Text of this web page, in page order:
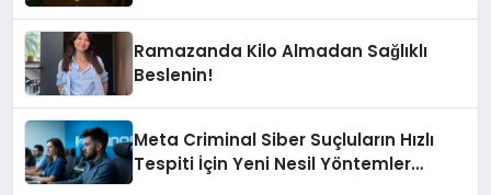
Ramazanda Kilo Almadan Sağlıklı
Beslenin!
Meta Criminal Siber Suçluların Hızlı
Tespiti İçin Yeni Nesil Yöntemler